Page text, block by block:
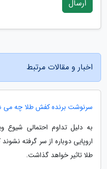
ارسال
اخبار و مقالات مرتبط
سرنوشت برنده کفش طلا چه می
به دلیل تداوم احتمالی
اروپایی دوباره از سر گرفته
طلا تاثیر خواهد گذاشت.